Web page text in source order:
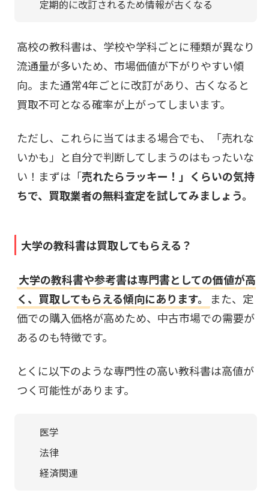
定期的に改訂されるため情報が古くなる
高校の教科書は、学校や学科ごとに種類が異なり
流通量が多いため、市場価値が下がりやすい傾
向。また通常4年ごとに改訂があり、古くなると
買取不可となる確率が上がってしまいます。
ただし、これらに当てはまる場合でも、「売れな
いかも」と自分で判断してしまうのはもったいな
い！まずは「売れたらラッキー！」くらいの気持
ちで、買取業者の無料査定を試してみましょう。
大学の教科書は買取してもらえる？
大学の教科書や参考書は専門書としての価値が高
く、買取してもらえる傾向にあります。
また、定
価での購入価格が高めため、中古市場での需要が
あるのも特徴です。
とくに以下のような専門性の高い教科書は高値が
つく可能性があります。
医学
法律
経済関連